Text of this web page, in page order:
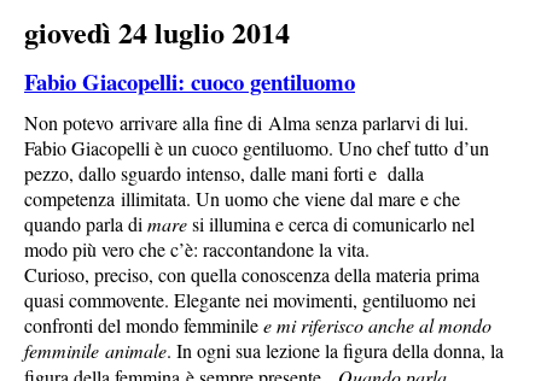
giovedì 24 luglio 2014
Fabio Giacopelli: cuoco gentiluomo
Non potevo arrivare alla fine di Alma senza parlarvi di lui.
Fabio Giacopelli è un cuoco gentiluomo. Uno chef tutto d’un
pezzo, dallo sguardo intenso, dalle mani forti e dalla
competenza illimitata. Un uomo che viene dal mare e che
quando parla di maresi illumina e cerca di comunicarlo nel
modo più vero che c’è: raccontandone la vita.
Curioso, preciso, con quella conoscenza della materia prima
quasi commovente. Elegante nei movimenti, gentiluomo nei
confronti del mondo femminilee mi riferiscoanche al mondo
femminile animale. In ogni sua lezione la figura della donna, la